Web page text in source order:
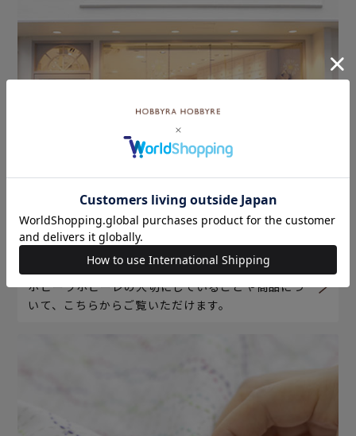
ホビーラホビーレについて
ホビーラホビーレの大切にしていることや商品につ
いて、こちらからご覧いただけます。